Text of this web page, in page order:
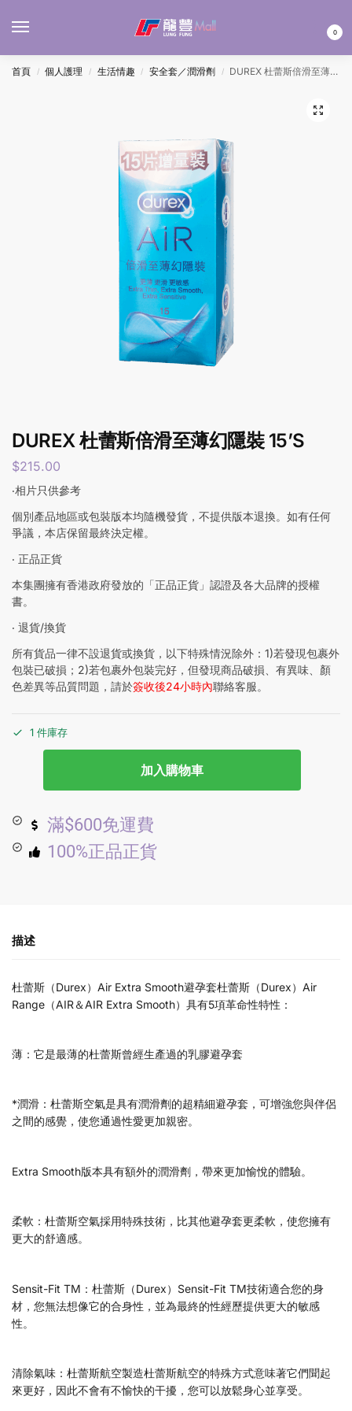
0
首頁 / 個人護理 / 生活情趣 / 安全套／潤滑劑 / DUREX 杜蕾斯倍滑至薄幻隱裝 15’S
DUREX 杜蕾斯倍滑至薄幻隱裝 15’S
$215.00
‧相片只供參考
個別產品地區或包裝版本均隨機發貨，不提供版本退換。如有任何
爭議，本店保留最終決定權。
‧ 正品正貨
本集團擁有香港政府發放的「正品正貨」認證及各大品牌的授權
書。
‧ 退貨/換貨
所有貨品一律不設退貨或換貨，以下特殊情況除外：1)若發現包裹外
包裝已破損；2)若包裹外包裝完好，但發現商品破損、有異味、顏
色差異等品質問題，請於簽收後24小時內聯絡客服。
1 件庫存
加入購物車
滿$600免運費
100%正品正貨
描述
杜蕾斯（Durex）Air Extra Smooth避孕套杜蕾斯（Durex）Air
Range（AIR＆AIR Extra Smooth）具有5項革命性特性：
薄：它是最薄的杜蕾斯曾經生產過的乳膠避孕套
*潤滑：杜蕾斯空氣是具有潤滑劑的超精細避孕套，可增強您與伴侶
之間的感覺，使您通過性愛更加親密。
Extra Smooth版本具有額外的潤滑劑，帶來更加愉悅的體驗。
柔軟：杜蕾斯空氣採用特殊技術，比其他避孕套更柔軟，使您擁有
更大的舒適感。
Sensit-Fit TM：杜蕾斯（Durex）Sensit-Fit TM技術適合您的身
材，您無法想像它的合身性，並為最終的性經歷提供更大的敏感
性。
清除氣味：杜蕾斯航空製造杜蕾斯航空的特殊方式意味著它們聞起
來更好，因此不會有不愉快的干擾，您可以放鬆身心並享受。